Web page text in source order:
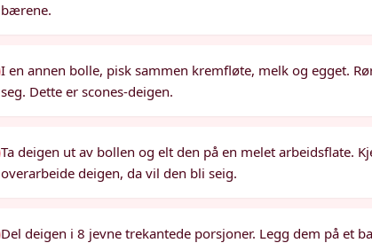
bærene.
I en annen bolle, pisk sammen kremfløte, melk og egget.
seg. Dette er scones-deigen.
Ta deigen ut av bollen og elt den på en melet arbeidsflate.
overarbeide deigen, da vil den bli seig.
Del deigen i 8 jevne trekantede porsjoner. Legg dem på et